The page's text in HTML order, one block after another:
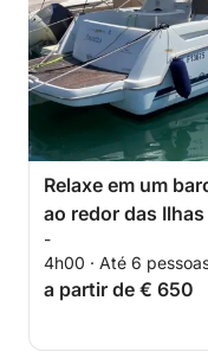
Relaxe em um
ao redor das
horas. Desconto
casais!
-
4h00 · Até 6
a partir de € 650